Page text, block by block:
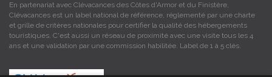
En partenariat avec Clévacances des Côtes d'Armor et du Finistère,
Clévacances est un label national de référence, réglementé par une charte
et grille de critères nationales pour certifier la qualité des hébergements
touristiques. C'est aussi un réseau de proximité avec une visite tous les 4
ans et une validation par une commission habilitée. Label de 1 à 5 clés.